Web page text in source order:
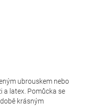
ubrouskem nebo
a latex. Pomůcka se
krásným